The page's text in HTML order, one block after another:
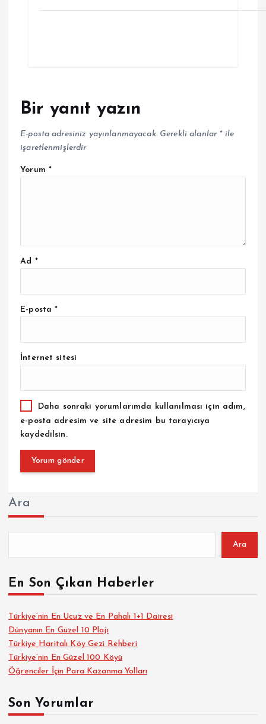
Bir yanıt yazın
E-posta adresiniz yayınlanmayacak. Gerekli alanlar *ile
işaretlenmişlerdir
Yorum *
Ad *
E-posta*
İnternet sitesi
Daha sonraki yorumlarımda kullanılması için adım,
e-posta adresim ve site adresim bu tarayıcıya
kaydedilsin.
Ara
Ara
En Son Çıkan Haberler
Türkiye’nin En Ucuz ve En Pahalı 1+1 Dairesi
Dünyanın En Güzel 10 Plajı
Türkiye Haritalı Köy Gezi Rehberi
Türkiye’nin En Güzel 100 Köyü
Öğrenciler İçin Para Kazanma Yolları
Son Yorumlar